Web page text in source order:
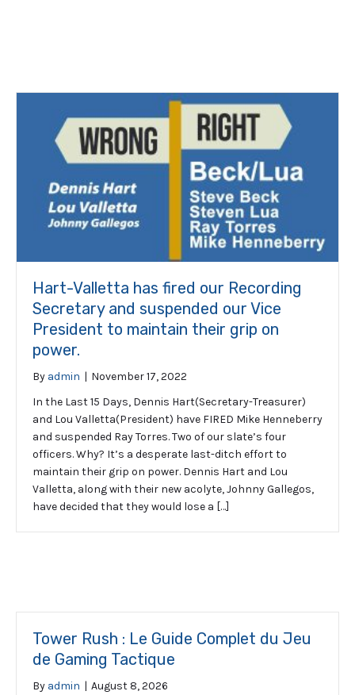
Hart-Valletta has fired our Recording
Secretary and suspended our Vice
President to maintain their grip on
power.
By admin | November 17, 2022
In the Last 15 Days, Dennis Hart(Secretary-Treasurer)
and Lou Valletta(President) have FIRED Mike Henneberry
and suspended Ray Torres. Two of our slate’s four
officers. Why? It’s a desperate last-ditch effort to
maintain their grip on power. Dennis Hart and Lou
Valletta, along with their new acolyte, Johnny Gallegos,
have decided that they would lose a […]
Tower Rush : Le Guide Complet du Jeu
de Gaming Tactique
By admin | August 8, 2026